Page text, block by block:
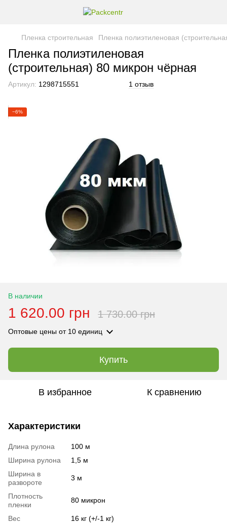
Пленка строительная Пленка полиэтиленовая
Пленка полиэтиленовая
(строительная) 80 микрон чёрная
Артикул: 1298715551 1 отзыв
−6%
В наличии
1 620.00 грн 1 730.00 грн
Оптовые цены от 10 единиц
Купить
В избранное К сравнению
Характеристики
Длина рулона
100 м
Ширина рулона
1,5 м
Ширина в
развороте
3 м
Плотность
пленки
80 микрон
Вес
16 кг (+/-1 кг)